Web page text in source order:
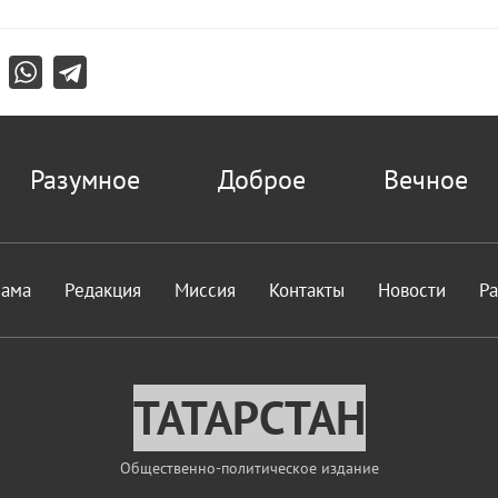
Разумное Доброе Вечное
Редакция Миссия Контакты Новости
ТАТАРСТАН
Общественно-политическое издание